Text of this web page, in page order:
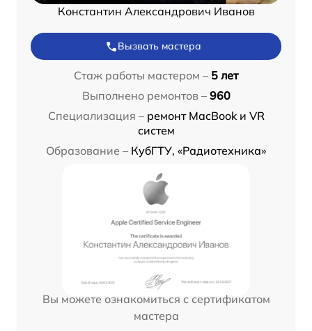
Константин Александрович Иванов
Вызвать мастера
Стаж работы мастером – 5 лет
Выполнено ремонтов – 960
Специализация – ремонт MacBook и VR
систем
Образование – КубГТУ, «Радиотехника»
Вы можете ознакомиться с сертификатом
мастера